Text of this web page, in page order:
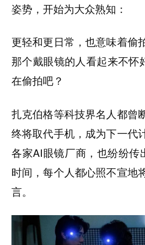
姿势，开始为大众熟知：
更轻和更日常，也意味着偷
那个戴眼镜的人看起来不怀
在偷拍吧？
扎克伯格等科技界名人都曾
终将取代手机，成为下一代
各家AI眼镜厂商，也纷纷传
时间，每个人都心照不宣地
言。